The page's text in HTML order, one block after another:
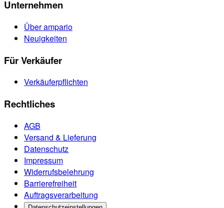
Unternehmen
Über ampario
Neuigkeiten
Für Verkäufer
Verkäuferpflichten
Rechtliches
AGB
Versand & Lieferung
Datenschutz
Impressum
Widerrufsbelehrung
Barrierefreiheit
Auftragsverarbeitung